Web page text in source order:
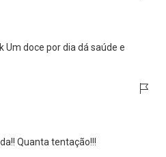
Um doce por dia dá saúde e
Quanta tentação!!!